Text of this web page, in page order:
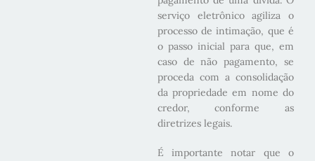
serviço eletrônico agiliza o
processo de intimação, que é
o passo inicial para que, em
caso de não pagamento, se
proceda com a consolidação
da propriedade em nome do
credor, conforme as
diretrizes legais.
É importante notar que o